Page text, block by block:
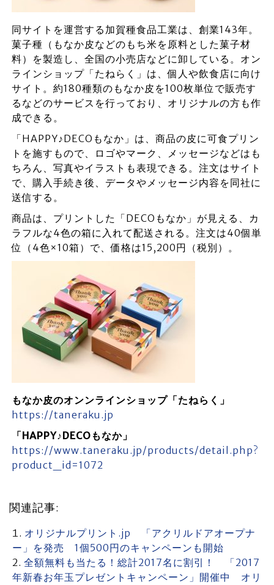
同サイトを運営する加賀種食品工業は、創業143年。
菓子種（もなか皮などのもち米を原料とした菓子材
料）を製造し、全国の小売店などに卸している。オン
ラインショップ「たねらく」は、個人や飲食店に向け
サイト。約180種類のもなか皮を100枚単位で販売す
るなどのサービスを行っており、オリジナルの方も作
成できる。
「HAPPY♪DECOもなか」は、商品の皮に可食プリン
トを施すもので、ロゴやマーク、メッセージなどはも
ちろん、写真やイラストも表現できる。注文はサイト
で、購入手続き後、データやメッセージ内容を同社に
送信する。
商品は、プリントした「DECOもなか」が見える、カ
ラフルな4色の箱に入れて配送される。注文は40個単
位（4色×10箱）で、価格は15,200円（税別）。
もなか皮のオンンラインショップ「たねらく」
https://taneraku.jp
「HAPPY♪DECOもなか」
https://www.taneraku.jp/products/detail.php?
product_id=1072
関連記事:
オリジナルプリント.jp 「アクリルドアオープナ
ー」を発売 1個500円のキャンペーンも開始
全額無料も当たる！総計2017名に割引！ 「2017
年新春お年玉プレゼントキャンペーン」開催中 オリ